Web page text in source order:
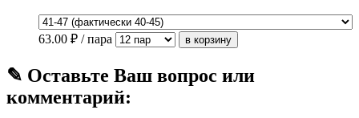
63.00 ₽ / пара
✎ Оставьте Ваш вопрос или
комментарий: